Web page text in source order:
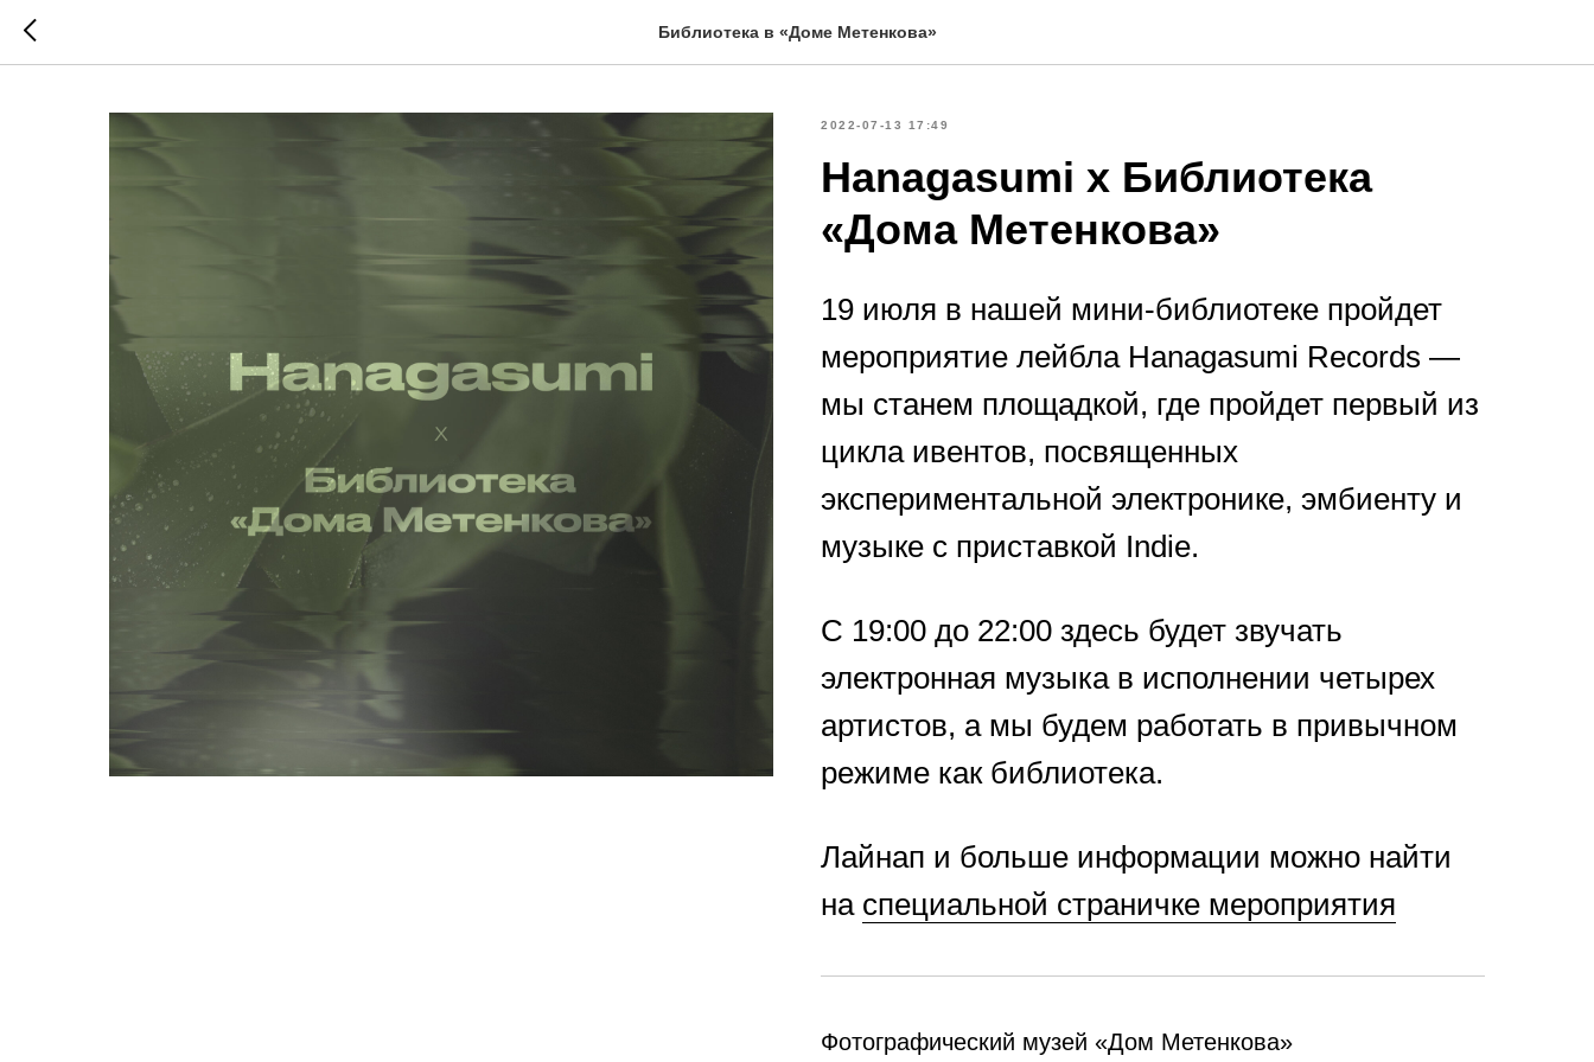
Библиотека в «Доме Метенкова»
2022-07-13 17:49
Hanagasumi x Библиотека
«Дома Метенкова»
19 июля в нашей мини-библиотеке пройдет
мероприятие лейбла Hanagasumi Records —
мы станем площадкой, где пройдет первый из
цикла ивентов, посвященных
экспериментальной электронике, эмбиенту и
музыке с приставкой Indie.
C 19:00 до 22:00 здесь будет звучать
электронная музыка в исполнении четырех
артистов, а мы будем работать в привычном
режиме как библиотека.
Лайнап и больше информации можно найти
на специальной страничке мероприятия
Фотографический музей «Дом Метенкова»